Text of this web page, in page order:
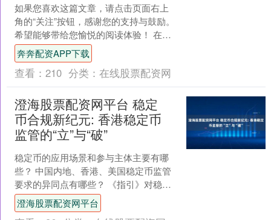
如果您喜欢这篇文章，请点击页面右上
角的“关注”按钮，感谢您的支持与鼓励。
希望能够带给您愉悦的阅读体验！ 在
2025年7月，泰国与柬埔寨因边界问题引
发了一场严重的....
奔奔配资APP下载
查看： 210 分类： 在线股票配资网
澄海股票配资网平台 稳定
币合规新纪元: 香港稳定币
监管的“立”与“破”
稳定币的应用场景和参与主体主要有哪
些？ 中国内地、香港、美国稳定币监管
要求的异同点有哪些？ 《指引》对稳定
币发行人提出哪些合规履职要求？ 近年
来全球稳定币市场呈....
澄海股票配资网平台